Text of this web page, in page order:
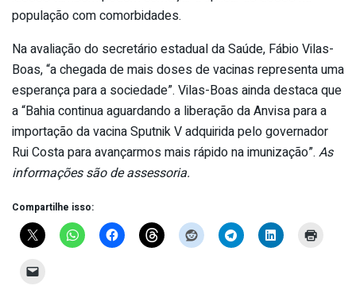
população com comorbidades.
Na avaliação do secretário estadual da Saúde, Fábio Vilas-
Boas, “a chegada de mais doses de vacinas representa uma
esperança para a sociedade”. Vilas-Boas ainda destaca que
a “Bahia continua aguardando a liberação da Anvisa para a
importação da vacina Sputnik V adquirida pelo governador
Rui Costa para avançarmos mais rápido na imunização”. As
informações são de assessoria.
Compartilhe isso: